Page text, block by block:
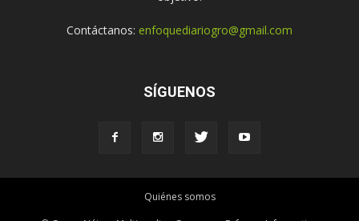
Contáctanos: enfoquediariogro@gmail.com
SÍGUENOS
Quiénes somos